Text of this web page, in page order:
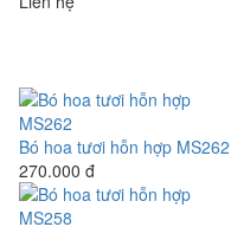
Bó hoa tươi hỗn hợp MS262
270.000 đ